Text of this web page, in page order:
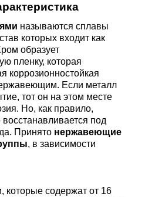
называются сплавы
которых входит как
образует
пленку, которая
коррозионностойкая
Если металл
тот он на этом месте
Но, как правило,
под
Принято нержавеющие
, в зависимости
которые содержат от 16